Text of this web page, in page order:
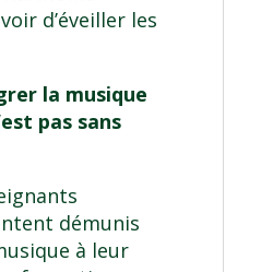
d’éveiller les
la musique
pas sans
démunis
à leur